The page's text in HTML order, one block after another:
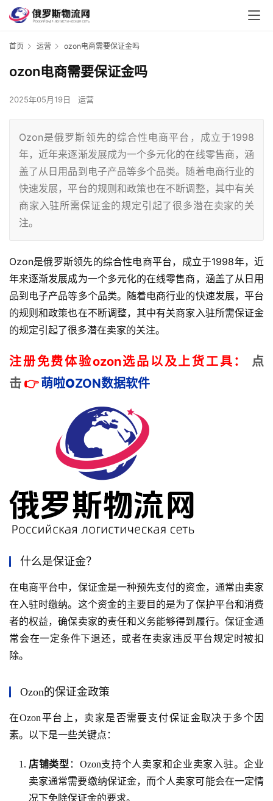
首页 运营 ozon电商需要保证金吗
ozon电商需要保证金吗
2025年05月19日 运营
Ozon是俄罗斯领先的综合性电商平台，成立于1998
年，近年来逐渐发展成为一个多元化的在线零售商，涵
盖了从日用品到电子产品等多个品类。随着电商行业的
快速发展，平台的规则和政策也在不断调整，其中有关
商家入驻所需保证金的规定引起了很多潜在卖家的关
注。
Ozon是俄罗斯领先的综合性电商平台，成立于1998年，近
年来逐渐发展成为一个多元化的在线零售商，涵盖了从日用
品到电子产品等多个品类。随着电商行业的快速发展，平台
的规则和政策也在不断调整，其中有关商家入驻所需保证金
的规定引起了很多潜在卖家的关注。
注册免费体验ozon选品以及上货工具：
点
击 👉 萌啦OZON数据软件
什么是保证金？
在电商平台中，保证金是一种预先支付的资金，通常由卖家
在入驻时缴纳。这个资金的主要目的是为了保护平台和消费
者的权益，确保卖家的责任和义务能够得到履行。保证金通
常会在一定条件下退还，或者在卖家违反平台规定时被扣
除。
Ozon的保证金政策
在Ozon平台上，卖家是否需要支付保证金取决于多个因
素。以下是一些关键点：
店铺类型 ：Ozon支持个人卖家和企业卖家入驻。企业
卖家通常需要缴纳保证金，而个人卖家可能会在一定情
况下免除保证金的要求。